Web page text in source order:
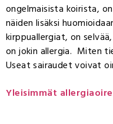
ongelmaisista koirista,
näiden lisäksi
kirppuallergiat, on
on jokin allergia. Miten
Useat sairaudet voivat
Yleisimmät